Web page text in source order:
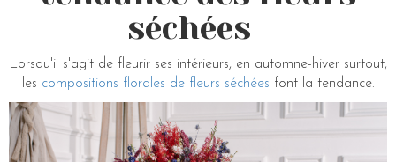
séchées
Lorsqu'il s'agit de fleurir ses intérieurs, en automne-hiver surtout,
les compositions florales de fleurs séchées font la tendance.